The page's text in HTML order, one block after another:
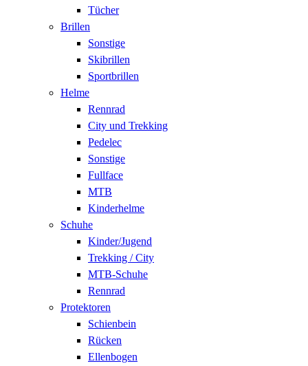
Tücher
Brillen
Sonstige
Skibrillen
Sportbrillen
Helme
Rennrad
City und Trekking
Pedelec
Sonstige
Fullface
MTB
Kinderhelme
Schuhe
Kinder/Jugend
Trekking / City
MTB-Schuhe
Rennrad
Protektoren
Schienbein
Rücken
Ellenbogen